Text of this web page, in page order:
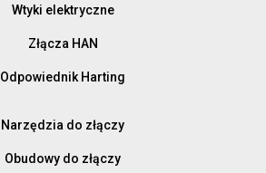
Wtyki elektryczne
Złącza HAN
Odpowiednik Harting
Narzędzia do złączy
Obudowy do złączy